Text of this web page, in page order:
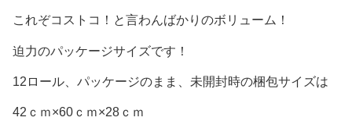
これぞコストコ！と言わんばかりのボリューム！
迫力のパッケージサイズです！
12ロール、パッケージのまま、未開封時の梱包サイズは
42ｃｍ×60ｃｍ×28ｃｍ